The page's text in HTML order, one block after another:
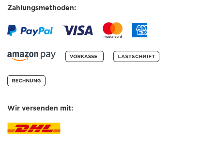
Zahlungsmethoden:
Wir versenden mit: